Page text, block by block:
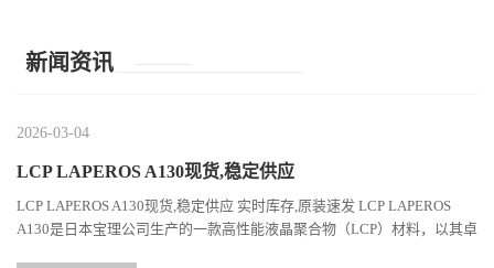
新闻资讯
2026-03-04
LCP LAPEROS A130现货,稳定供应
LCP LAPEROS A130现货,稳定供应 实时库存,原装速发 LCP LAPEROS
A130是日本宝理公司生产的一款高性能液晶聚合物（LCP）材料，以其卓